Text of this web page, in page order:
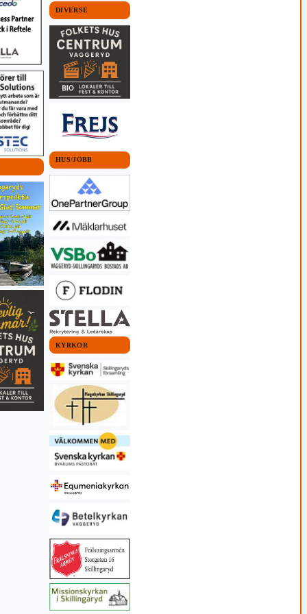
DIVERSE
HUS/JOBB
KYRKOR